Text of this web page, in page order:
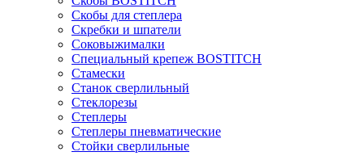
Скобы для степлера
Скребки и шпатели
Соковыжималки
Специальный крепеж BOSTITCH
Стамески
Станок сверлильный
Стеклорезы
Степлеры
Степлеры пневматические
Стойки сверлильные